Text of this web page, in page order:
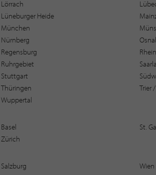
Lörrach
Lüneburger Heide
München
Nürnberg
Regensburg
Ruhrgebiet
Stuttgart
Thüringen
Trier
Wuppertal
Basel
St.
Zürich
Salzburg Wien